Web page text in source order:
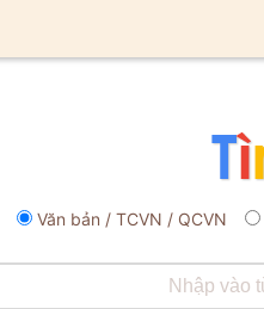
Văn bản / TCVN / QCVN